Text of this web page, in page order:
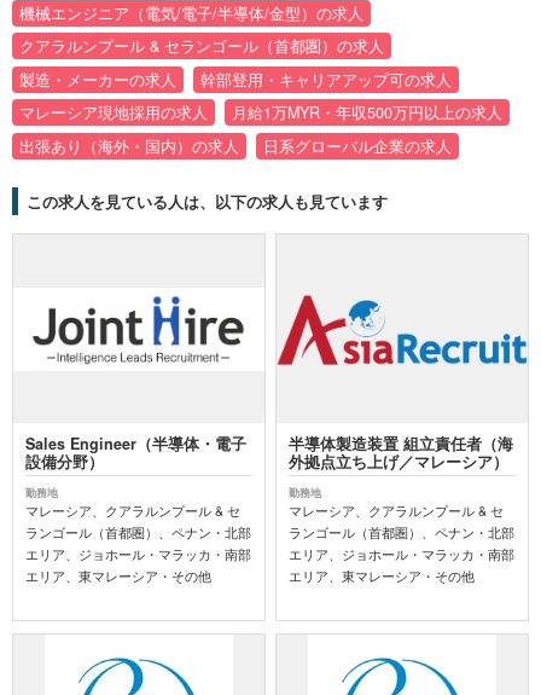
機械エンジニア（電気/電子/半導体/金型）の求人
クアラルンプール & セランゴール（首都圏）の求人
製造・メーカーの求人
幹部登用・キャリアアップ可の求人
マレーシア現地採用の求人
月給1万MYR・年収500万円以上の求人
出張あり（海外・国内）の求人
日系グローバル企業の求人
この求人を見ている人は、以下の求人も見ています
Sales Engineer（半導体・電子
設備分野）
勤務地
マレーシア、クアラルンプール & セ
ランゴール（首都圏）、ペナン・北部
エリア、ジョホール・マラッカ・南部
エリア、東マレーシア・その他
半導体製造装置 組立責任者（海
外拠点立ち上げ／マレーシア）
勤務地
マレーシア、クアラルンプール & セ
ランゴール（首都圏）、ペナン・北部
エリア、ジョホール・マラッカ・南部
エリア、東マレーシア・その他